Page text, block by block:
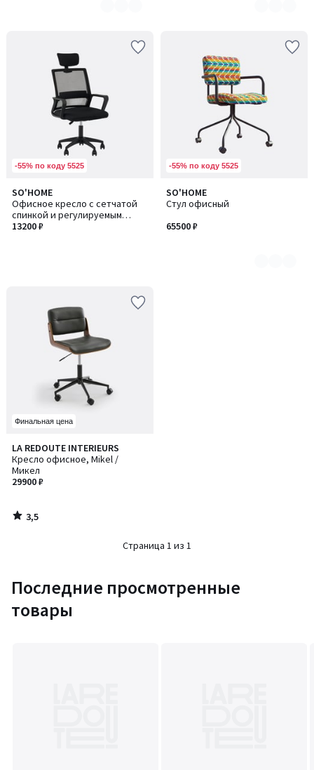
-55% по коду 5525
SO'HOME
Офисное кресло с сетчатой
спинкой и регулируемым
подголовником
13200 ₽
-55% по коду 5525
SO'HOME
Стул офисный
65500 ₽
Количество
цветов:
5
Финальная цена
LA REDOUTE INTERIEURS
Кресло офисное, Mikel /
Микел
29900 ₽
3,5
/ 5
3,5
/
Страница 1 из 1
Последние просмотренные
товары